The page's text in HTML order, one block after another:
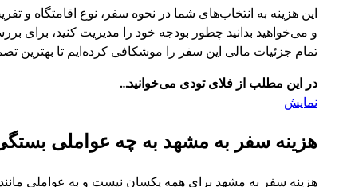
این هزینه به انتخاب‌های شما در نحوه سفر، نوع اقامتگاه و
و می‌خواهید بدانید چطور بودجه خود را مدیریت کنید، برای
تمام جزئیات مالی این سفر را موشکافی کرده‌ایم تا بهترین
در این مطلب از فلای تودی می‌خوانید…
نمایش
هزینه سفر به مشهد به چه عواملی
هزینه سفر به مشهد برای همه یکسان نیست و به عواملی